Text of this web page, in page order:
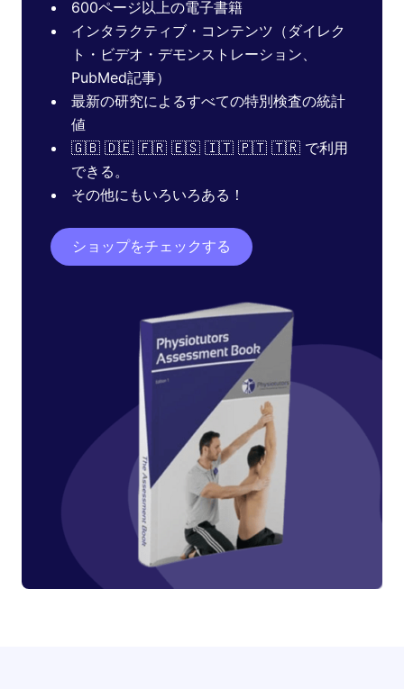
600ページ以上の電子書籍
インタラクティブ・コンテンツ（ダイレク
ト・ビデオ・デモンストレーション、
PubMed記事）
最新の研究によるすべての特別検査の統計
値
🇬🇧 🇩🇪 🇫🇷 🇪🇸 🇮🇹 🇵🇹 🇹🇷 で利用
できる。
その他にもいろいろある！
ショップをチェックする